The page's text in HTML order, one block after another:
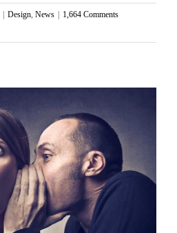
| Design News | 1,664 Comments